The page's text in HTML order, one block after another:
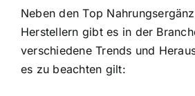
Neben den Top
Herstellern gibt es in der
verschiedene Trends und
es zu beachten gilt: